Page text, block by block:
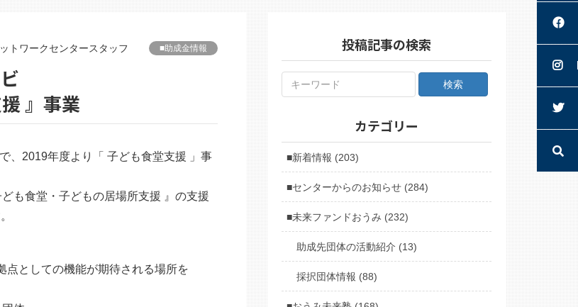
トワークセンタースタッフ ■助成金情報
』事業
、2019年度より「 子ども食堂支援 」事
も食堂・子どもの居場所支援 』の支援
点としての機能が期待される場所を
投稿記事の検索
カテゴリー
■新着情報 (203)
■センターからのお知らせ (284)
■未来ファンドおうみ (232)
助成先団体の活動紹介 (13)
採択団体情報 (88)